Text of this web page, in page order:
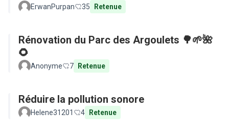
ErwanPurpan 35 Retenue
Rénovation du Parc des Argoulets 🌳🌱🌺
🌻
Anonyme 7 Retenue
Réduire la pollution sonore
Helene31201 4 Retenue